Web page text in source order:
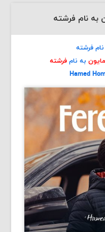
به نام فرشته
فرشته
به نامفرشته
Hamed